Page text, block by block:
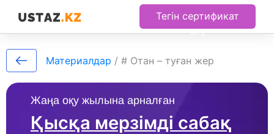
Тегін сертификат
алу
Жаңа оқу жылына арналған
Қысқа мерзімді сабақ
Материалдар / # Отан – туған жер